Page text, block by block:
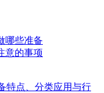
哪些准备
意的事项
特点、分类应用与行